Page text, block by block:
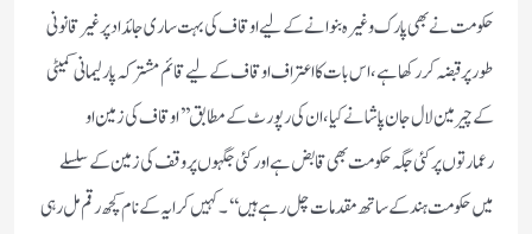
حکومت نے بھی پارک وغیرہ بنوانے کے لیے اوقاف کی بہت ساری جائداد پر غیر قانونی
طور پر قبضہ کر رکھا ہے ، اس بات کا اعتراف اوقاف کے لیے قائم مشترکہ پارلیمانی کمیٹی
کے چیر مین لال جان پاشا نے کیا، ان کی رپورٹ کے مطابق ’’اوقاف کی زمین او
رعمارتوں پر کئی جگہ حکومت بھی قابض ہے اور کئی جگہوں پر وقف کی زمین کے سلسلے
میں حکومت ہند کے ساتھ مقدمات چل رہے ہیں‘‘۔ کہیں کرایہ کے نام کچھ رقم مل رہی